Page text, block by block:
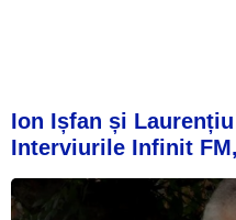
Ion Ișfan și
Interviurile Infinit